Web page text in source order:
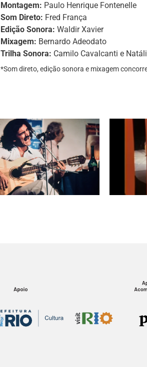
Montagem: Paulo Henrique Fontenelle
Som Direto: Fred França
Edição Sonora: Waldir Xavier
Mixagem: Bernardo Adeodato
Trilha Sonora: Camilo Cavalcanti e
*Som direto, edição sonora e mixagem